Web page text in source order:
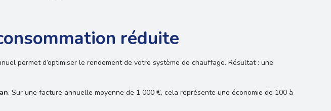
réduite
permet d’optimiser le rendement de votre système de chauffage. Résultat : une
. Sur une facture annuelle moyenne de 1 000 €, cela représente une économie de 100 à